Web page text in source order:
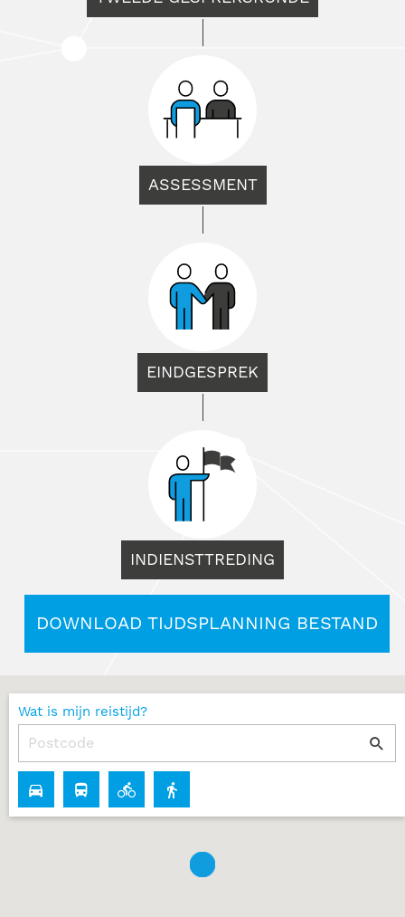
ASSESSMENT
EINDGESPREK
INDIENSTTREDING
DOWNLOAD TIJDSPLANNING BESTAND
Wat is mijn reistijd?